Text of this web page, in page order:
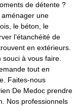
de détente ?
une
le béton, le
l’étanchéité de
en extérieurs.
à vous faire.
tout en
Faites-nous
De Medoc prendre
Nos professionnels